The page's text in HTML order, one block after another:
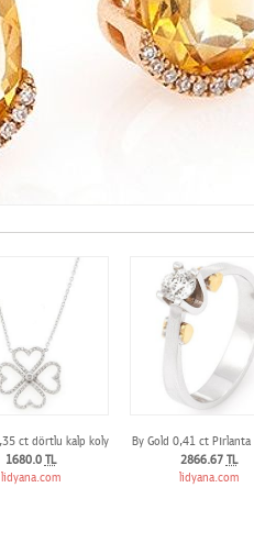
ct dörtlu kalp kolye
1680.0 TL
lidyana.com
By Gold 0,41 ct Pırlanta
2866.67 TL
lidyana.com